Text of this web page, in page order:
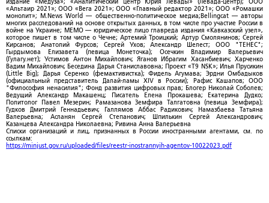
издание «Медуза»; «Аналитический центр Юрия Левады» (Левада-центр); ООО
«Альтаир 2021»; ООО «Вега 2021»; ООО «Главный редактор 2021»; ООО «Ромашки
монолит»; M.News World — общественно-политическое медиа;Bellingcat — авторы
многих расследований на основе открытых данных, в том числе про участие России в
войне на Украине; МЕМО — юридическое лицо главреда издания «Кавказский узел»,
которое пишет в том числе о Чечне; Артемий Троицкий; Артур Смолянинов; Сергей
Кирсанов; Анатолий Фурсов; Сергей Ухов; Александр Шелест; ООО "ТЕНЕС";
Гырдымова Елизавета (певица Монеточка); Осечкин Владимир Валерьевич
(Гулагу.нет); Устимов Антон Михайлович; Яганов Ибрагим Хасанбиевич; Харченко
Вадим Михайлович; Беседина Дарья Станиславовна; Проект «T9 NSK»; Илья Прусикин
(Little Big); Дарья Серенко (фемактивистка); Фидель Агумава; Эрдни Омбадыков
(официальный представитель Далай-ламы XIV в России); Рафис Кашапов; ООО
"Философия ненасилия"; Фонд развития цифровых прав; Блогер Николай Соболев;
Ведущий Александр Макашенц; Писатель Елена Прокашева; Екатерина Дудко;
Политолог Павел Мезерин; Рамазанова Земфира Талгатовна (певица Земфира);
Гудков Дмитрий Геннадьевич; Галлямов Аббас Радикович; Намазбаева Татьяна
Валерьевна; Асланян Сергей Степанович; Шпилькин Сергей Александрович;
Казанцева Александра Николаевна; Ривина Анна Валерьевна
Списки организаций и лиц, признанных в России иностранными агентами, см. по
ссылкам:
https://minjust.gov.ru/uploaded/files/reestr-inostrannyih-agentov-10022023.pdf